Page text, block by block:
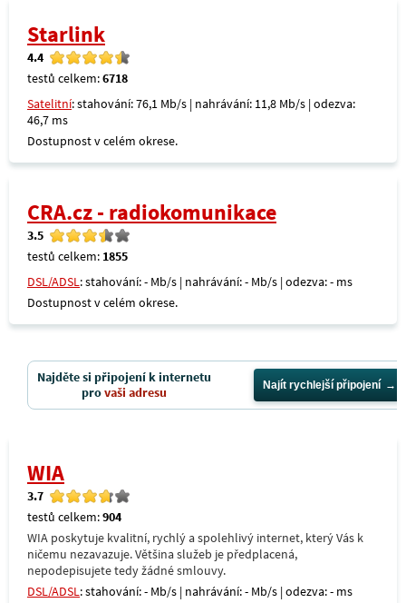
Starlink
4.4
testů celkem:6718
Satelitní: stahování: 76,1 Mb/s | nahrávání: 11,8 Mb/s | odezva:
46,7 ms
Dostupnost v celém okrese.
CRA.cz - radiokomunikace
3.5
testů celkem: 1855
DSL/ADSL: stahování: - Mb/s | nahrávání: - Mb/s | odezva: - ms
Dostupnost v celém okrese.
Najděte si připojení k internetu
provaši adresu Najít rychlejší připojení
WIA
3.7
testů celkem:904
WIA poskytuje kvalitní, rychlý a spolehlivý internet, který Vás k
ničemu nezavazuje. Většina služeb je předplacená,
nepodepisujete tedy žádné smlouvy.
DSL/ADSL: stahování: - Mb/s | nahrávání: - Mb/s | odezva: - ms